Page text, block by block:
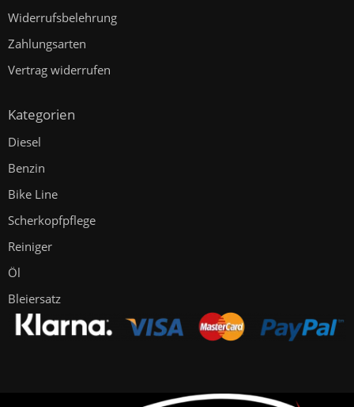
Widerrufsbelehrung
Zahlungsarten
Vertrag widerrufen
Kategorien
Diesel
Benzin
Bike Line
Scherkopfpflege
Reiniger
Öl
Bleiersatz